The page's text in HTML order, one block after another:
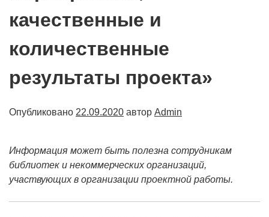
качественные и
количественные
результаты проекта»
Опубликовано 22.09.2020 автор Admin
Информация может быть полезна сотрудникам
библиотек и некоммерческих организаций,
участвующих в организации проектной работы.